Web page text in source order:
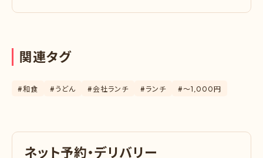
関 連タグ
#和食 #うどん #会社ランチ #ランチ #〜1,000円
ネッ ト予約・デリバリー